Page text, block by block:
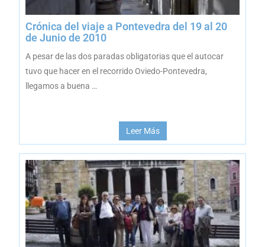
Crónica del viaje a Pontevedra del 19 al 20
de Junio de 2010
A pesar de las dos paradas obligatorias que el autocar
tuvo que hacer en el recorrido Oviedo-Pontevedra,
llegamos a buena …
Leer Más